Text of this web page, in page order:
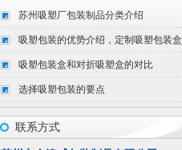
苏州吸塑厂包装制品分类介绍
吸塑包装的优势介绍，定制吸塑包装盒
吸塑包装盒和对折吸塑盒的对比
选择吸塑包装的要点
联系方式